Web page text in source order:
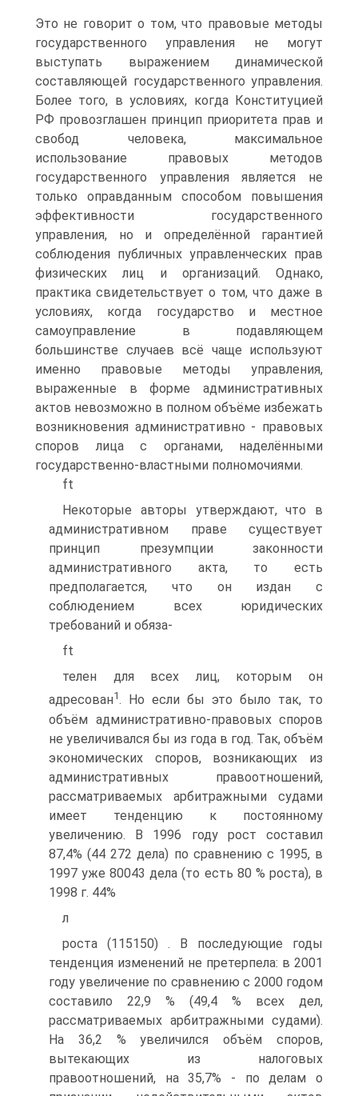
Это не говорит о том, что правовые методы
государственного управления не могут
выступать выражением динамической
составляющей государственного управления.
Более того, в условиях, когда Конституцией
РФ провозглашен принцип приоритета прав и
свобод человека, максимальное
использование правовых методов
государственного управления является не
только оправданным способом повышения
эффективности государственного
управления, но и определённой гарантией
соблюдения публичных управленческих прав
физических лиц и организаций. Однако,
практика свидетельствует о том, что даже в
условиях, когда государство и местное
самоуправление в подавляющем
большинстве случаев всё чаще используют
именно правовые методы управления,
выраженные в форме административных
актов невозможно в полном объёме избежать
возникновения административно - правовых
споров лица с органами, наделёнными
государственно-властными полномочиями.
ft
Некоторые авторы утверждают, что в
административном праве существует
принцип презумпции законности
административного акта, то есть
предполагается, что он издан с
соблюдением всех юридических
требований и обяза-
ft
телен для всех лиц, которым он
адресован1. Но если бы это было так, то
объём административно-правовых споров
не увеличивался бы из года в год. Так, объём
экономических споров, возникающих из
административных правоотношений,
рассматриваемых арбитражными судами
имеет тенденцию к постоянному
увеличению. В 1996 году рост составил
87,4% (44 272 дела) по сравнению с 1995, в
1997 уже 80043 дела (то есть 80 % роста), в
1998 г. 44%
л
роста (115150) . В последующие годы
тенденция изменений не претерпела: в 2001
году увеличение по сравнению с 2000 годом
составило 22,9 % (49,4 % всех дел,
рассматриваемых арбитражными судами).
На 36,2 % увеличился объём споров,
вытекающих из налоговых
правоотношений, на 35,7% - по делам о